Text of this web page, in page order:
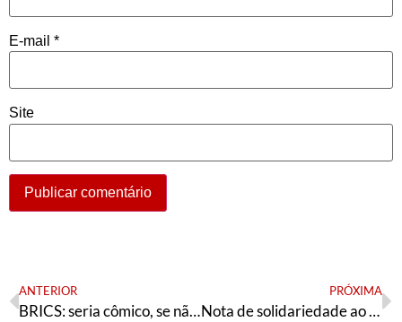
E-mail *
Site
ANTERIOR
BRICS: seria cômico, se não fosse trágico
PRÓXIMA
Nota de solidariedade ao PT de Pelotas